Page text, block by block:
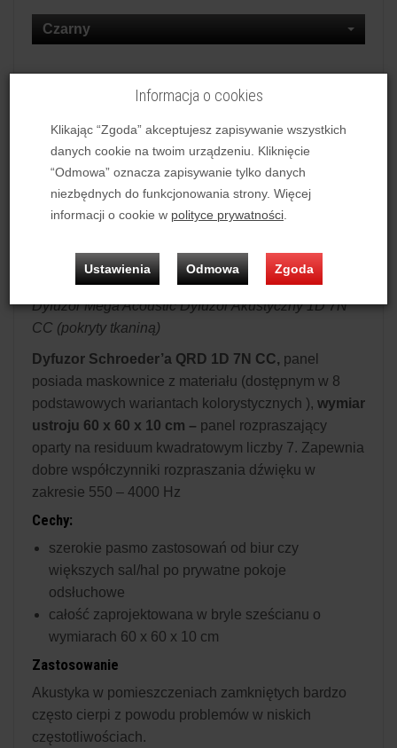
Czarny
Zapytaj o produkt
Dyfuzor Mega Acoustic Dyfuzor Akustyczny 1D 7N CC
(pokryty tkaniną)
Dyfuzor Mega Acoustic Dyfuzor Akustyczny 1D 7N
CC (pokryty tkaniną)
Dyfuzor Schroeder’a QRD 1D 7N CC, panel
posiada maskownice z materiału (dostępnym w 8
podstawowych wariantach kolorystycznych ), wymiar
ustroju 60 x 60 x 10 cm – panel rozpraszający
oparty na residuum kwadratowym liczby 7. Zapewnia
dobre współczynniki rozpraszania dźwięku w
zakresie 550 – 4000 Hz
Cechy:
szerokie pasmo zastosowań od biur czy
większych sal/hal po prywatne pokoje
odsłuchowe
całość zaprojektowana w bryle sześcianu o
wymiarach 60 x 60 x 10 cm
Zastosowanie
Akustyka w pomieszczeniach zamkniętych bardzo
często cierpi z powodu problemów w niskich
częstotliwościach.
Informacja o cookies
Klikając “Zgoda” akceptujesz zapisywanie wszystkich
danych cookie na twoim urządzeniu. Kliknięcie
“Odmowa” oznacza zapisywanie tylko danych
niezbędnych do funkcjonowania strony. Więcej
informacji o cookie w polityce prywatności
Ustawienia Odmowa Zgoda